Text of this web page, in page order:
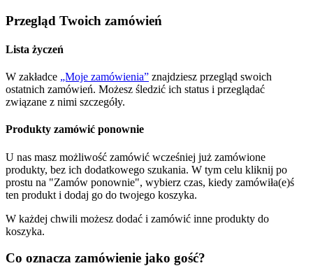
Przegląd Twoich zamówień
Lista życzeń
W zakładce „Moje zamówienia” znajdziesz przegląd swoich
ostatnich zamówień. Możesz śledzić ich status i przeglądać
związane z nimi szczegóły.
Produkty zamówić ponownie
U nas masz możliwość zamówić wcześniej już zamówione
produkty, bez ich dodatkowego szukania. W tym celu kliknij po
prostu na "Zamów ponownie", wybierz czas, kiedy zamówiła(e)ś
ten produkt i dodaj go do twojego koszyka.
W każdej chwili możesz dodać i zamówić inne produkty do
koszyka.
Co oznacza zamówienie jako gość?